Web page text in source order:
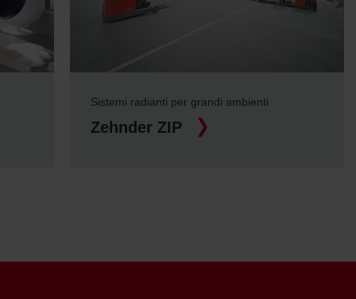
Sistemi radianti per grandi ambienti
Zehnder ZIP